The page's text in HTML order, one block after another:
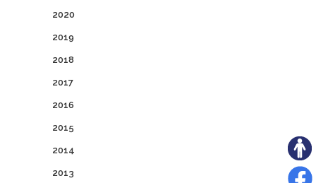
2020
2019
2018
2017
2016
2015
2014
2013